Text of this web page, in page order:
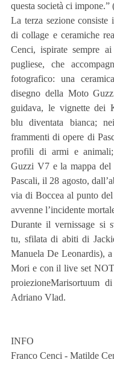
questa società ci
La terza sezione consiste
di collage e ceramiche
Cenci, ispirate sempre
pugliese, che
fotografico: una
disegno della Moto
guidava, le vignette dei
blu diventata bianca;
frammenti di opere di
profili di armi e
Guzzi V7 e la mappa del
Pascali, il 28 agosto,
via di Boccea al punto
avvenne l’incidente
Durante il vernissage si
tu, sfilata di abiti di
Manuela De Leonardis),
Mori e con il live set
proiezioneMarisortuum
Adriano Vlad.
INFO
Franco Cenci - Matilde